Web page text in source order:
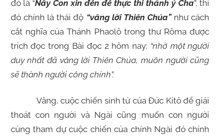
đó là “Nầy Con xin đến để thực thi thánh ý Cha”, thì
đó chính là thái độ “vâng lời Thiên Chúa”như cách
cắt nghĩa của Thánh Phaolô trong thư Rôma được
trích đọc trong Bài đọc 2 hôm nay: “nhờ một người
duy nhất đã vâng lời Thiên Chúa, muôn người cũng
sẽ thành người công chính”.
Vâng, cuộc chiến sinh tử của Đức Kitô để giải
thoát con người và Ngài cũng muốn con người
cùng tham dự cuộc chiến của chính Ngài đó chính